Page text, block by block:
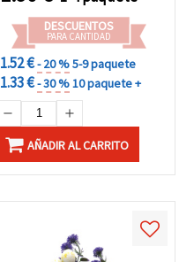
DESCUENTOS
PARA CANTIDAD
1.52 €- 20 %5-9 paquete
1.33 €- 30 %10 paquete +
AÑADIR AL CARRITO